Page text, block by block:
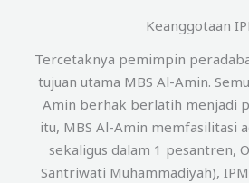
Keanggotaan
Tercetaknya pemimpin
tujuan utama MBS Al-Amin.
Amin berhak berlatih menjadi
itu, MBS Al-Amin memfasilitasi
sekaligus dalam 1 pesantren,
Santriwati Muhammadiyah),